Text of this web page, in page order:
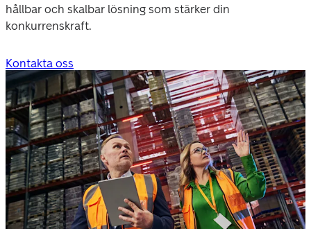
hållbar och skalbar lösning som stärker din
konkurrenskraft.
Kontakta oss